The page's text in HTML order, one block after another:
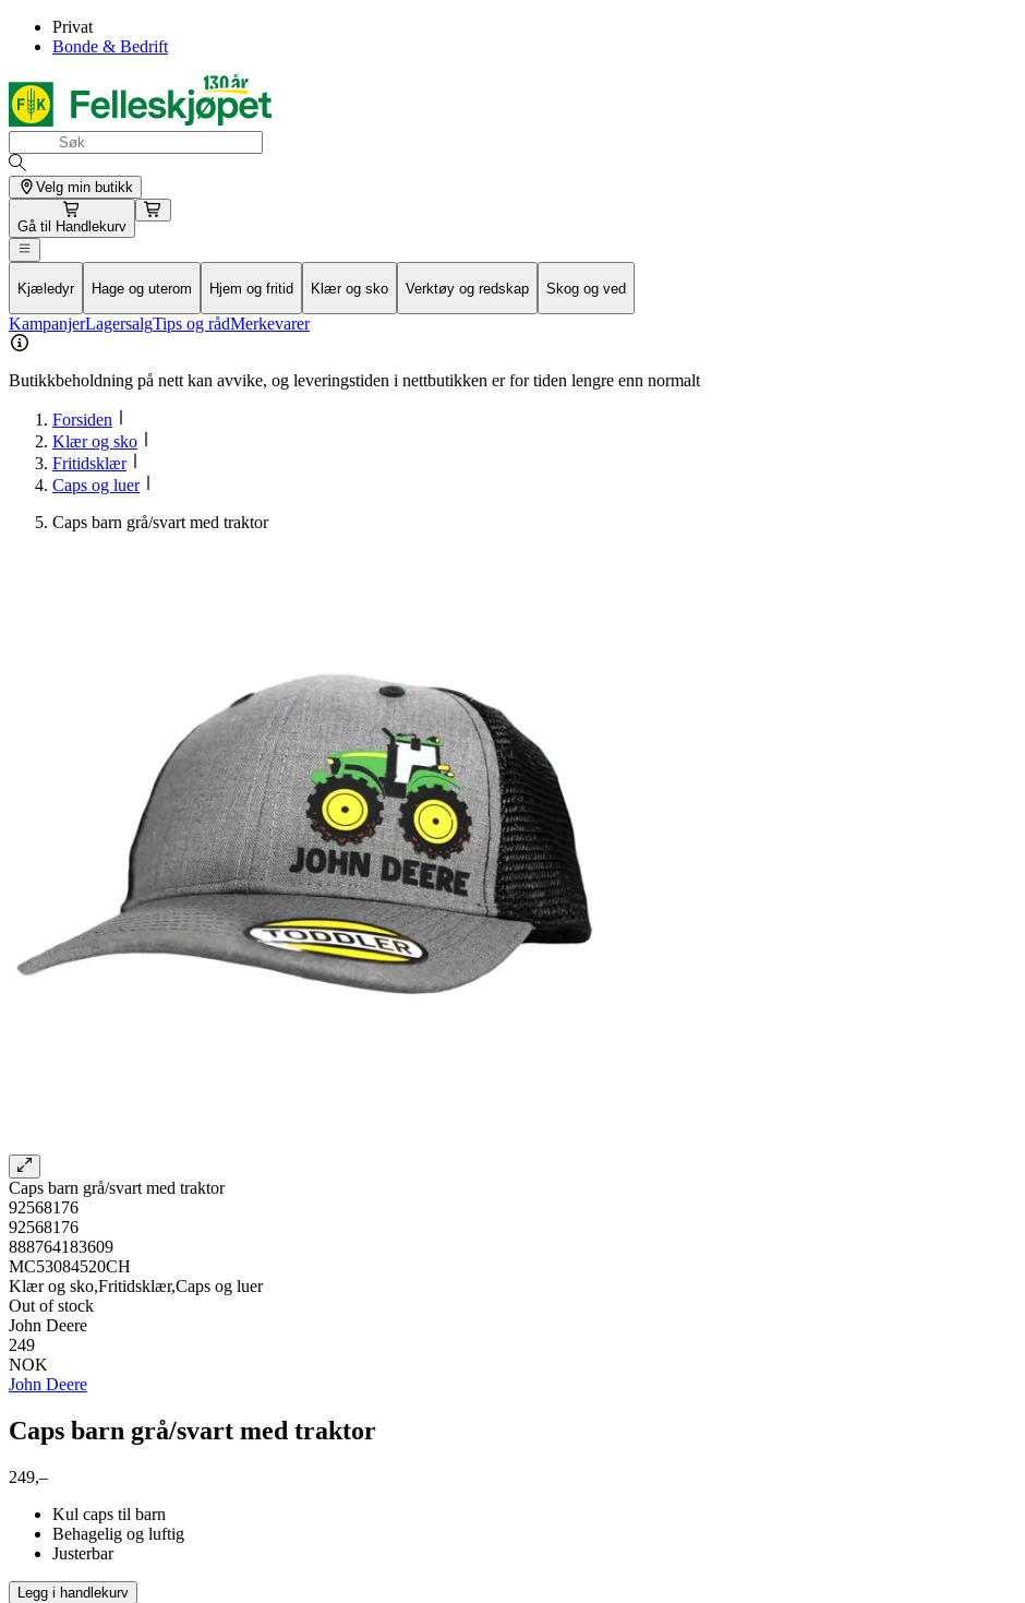
Privat
Bonde & Bedrift
Velg min butikk
Gå til Handlekurv
Kjæledyr Hage og uterom Hjem og fritid Klær og sko Verktøy og redskap Skog og ved
KampanjerLagersalgTips og rådMerkevarer
Butikkbeholdning på nett kan avvike, og leveringstiden i nettbutikken er for tiden lengre enn normalt
Forsiden
Klær og sko
Fritidsklær
Caps og luer
Caps barn grå/svart med traktor
Caps barn grå/svart med traktor
92568176
92568176
888764183609
MC53084520CH
Klær og sko,Fritidsklær,Caps og luer
Out of stock
John Deere
249
NOK
John Deere
Caps barn grå/svart med traktor
249,–
Kul caps til barn
Behagelig og luftig
Justerbar
Legg i handlekurv